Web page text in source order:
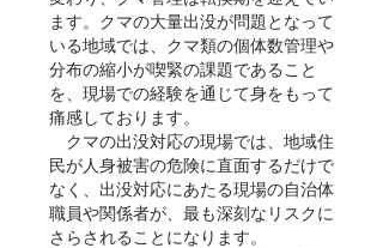
ます。クマの大量出没が問題となって
いる地域では、クマ類の個体数管理や
分布の縮小が喫緊の課題であること
を、現場での経験を通じて身をもって
痛感しております。
クマの出没対応の現場では、地域住
民が人身被害の危険に直面するだけで
なく、出没対応にあたる現場の自治体
職員や関係者が、最も深刻なリスクに
さらされることになります。